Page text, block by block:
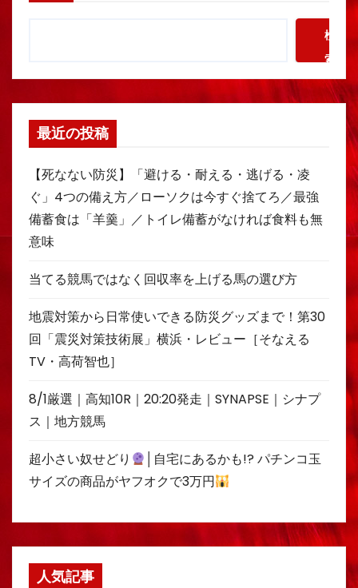
検
索
最近の投稿
【死なない防災】「避ける・耐える・逃げる・凌
ぐ」4つの備え方／ローソクは今すぐ捨てろ／最強
備蓄食は「羊羹」／トイレ備蓄がなければ食料も無
意味
当てる競馬ではなく回収率を上げる馬の選び方
地震対策から日常使いできる防災グッズまで！第30
回「震災対策技術展」横浜・レビュー［そなえる
TV・高荷智也］
8/1厳選｜高知10R｜20:20発走｜SYNAPSE｜シナプ
ス｜地方競馬
超小さい奴せどり
│自宅にあるかも!? パチンコ玉
サイズの商品がヤフオクで3万円
人気記事